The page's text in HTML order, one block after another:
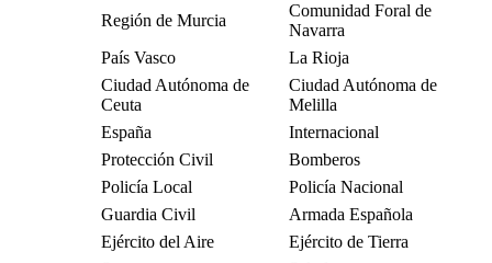
Región de Murcia
Comunidad Foral de
Navarra
País Vasco
La Rioja
Ciudad Autónoma de
Ceuta
Ciudad Autónoma de
Melilla
España
Internacional
Protección Civil
Bomberos
Policía Local
Policía Nacional
Guardia Civil
Armada Española
Ejército del Aire
Ejército de Tierra